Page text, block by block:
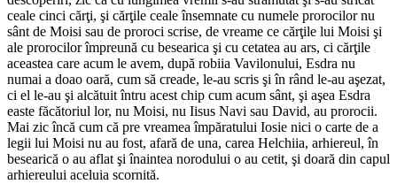
ceale cinci cărţi, şi cărţile ceale însemnate cu numele prorocilor nu
sânt de Moisi sau de proroci scrise, de vreame ce cărţile lui Moisi şi
ale prorocilor împreună cu besearica şi cu cetatea au ars, ci cărţile
aceastea care acum le avem, după robiia Vavilonului, Esdra nu
numai a doao oară, cum să creade, le-au scris şi în rând le-au aşezat,
ci el le-au şi alcătuit întru acest chip cum acum sânt, şi aşea Esdra
easte făcătoriul lor, nu Moisi, nu Iisus Navi sau David, au prorocii.
Mai zic încă cum că pre vreamea împăratului Iosie nici o carte de a
legii lui Moisi nu au fost, afară de una, carea Helchiia, arhiereul, în
besearică o au aflat şi înaintea norodului o au cetit, şi doară din capul
arhiereului aceluia scornită.